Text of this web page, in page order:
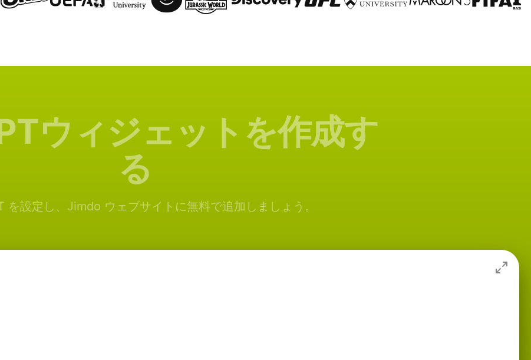
ウィジェットを作成す
る
を設定し、Jimdo ウェブサイトに無料で追加しましょう。